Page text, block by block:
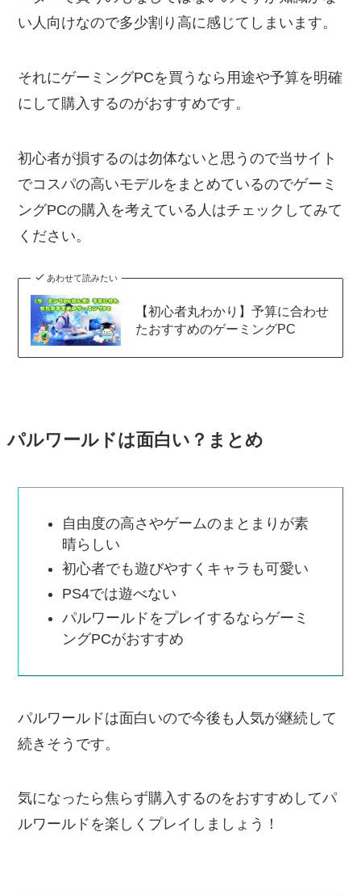
い人向けなので多少割り高に感じてしまいます。
それにゲーミングPCを買うなら用途や予算を明確
にして購入するのがおすすめです。
初心者が損するのは勿体ないと思うので当サイト
でコスパの高いモデルをまとめているのでゲーミ
ングPCの購入を考えている人はチェックしてみて
ください。
あわせて読みたい
【初心者丸わかり】予算に合わせ
たおすすめのゲーミングPC
パルワールドは面白い？まとめ
自由度の高さやゲームのまとまりが素
晴らしい
初心者でも遊びやすくキャラも可愛い
PS4では遊べない
パルワールドをプレイするならゲーミ
ングPCがおすすめ
パルワールドは面白いので今後も人気が継続して
続きそうです。
気になったら焦らず購入するのをおすすめしてパ
ルワールドを楽しくプレイしましょう！